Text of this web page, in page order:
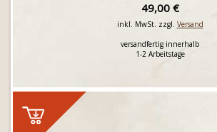
49,00 €
inkl. MwSt. zzgl. Versand
versandfertig innerhalb
1-2 Arbeitstage